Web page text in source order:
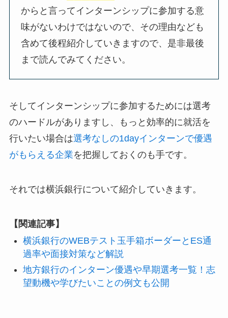
からと言ってインターンシップに参加する意
味がないわけではないので、その理由なども
含めて後程紹介していきますので、是非最後
まで読んでみてください。
そしてインターンシップに参加するためには選考
のハードルがありますし、もっと効率的に就活を
行いたい場合は選考なしの1dayインターンで優遇
がもらえる企業を把握しておくのも手です。
それでは横浜銀行について紹介していきます。
【関連記事】
横浜銀行のWEBテスト玉手箱ボーダーとES通
過率や面接対策など解説
地方銀行のインターン優遇や早期選考一覧！志
望動機や学びたいことの例文も公開